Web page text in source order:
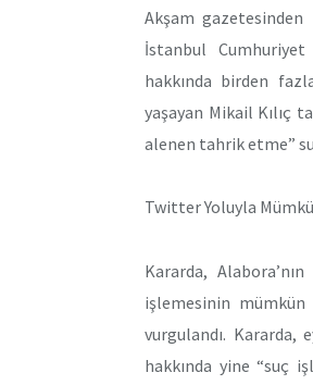
Akşam gazetesinden
İstanbul Cumhuriyet
hakkında birden
yaşayan Mikail Kılıç
alenen tahrik etme”
Twitter Yoluyla
Kararda,
işlemesinin
vurgulandı.
hakkında yine “suç